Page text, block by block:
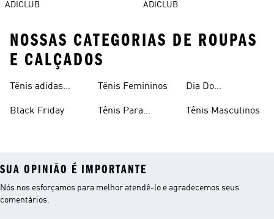
ADICLUB
ADICLUB
NOSSAS CATEGORIAS DE ROUPAS
E CALÇADOS
Tênis adidas
Black Friday
Tênis Femininos
Tênis Para
Dia Do
Tênis Masculinos
SUA OPINIÃO É IMPORTANTE
Nós nos esforçamos para melhor atendê-lo e agradecemos seus
comentários.